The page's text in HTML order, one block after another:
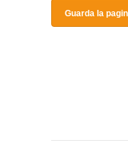
Guarda la